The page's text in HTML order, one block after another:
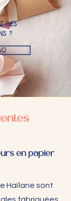
DES
?
en papier
Haïlane sont
fabriquées